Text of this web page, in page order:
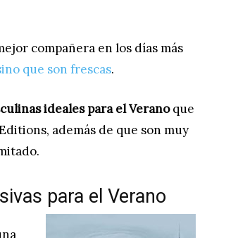
compañera en los días más
que son frescas.
ideales para el Veranoque
además de que son muy
para el Verano